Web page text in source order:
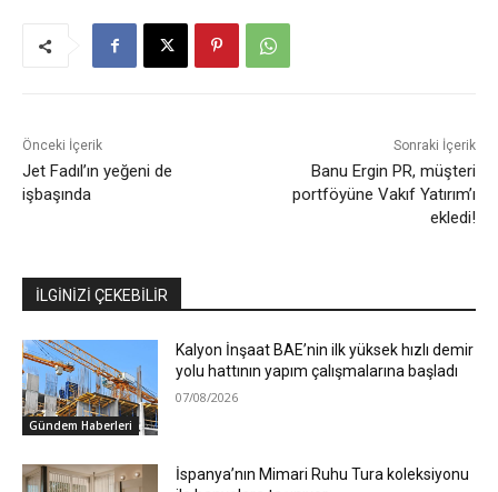
Önceki İçerik
Jet Fadıl’ın yeğeni de
işbaşında
Sonraki İçerik
Banu Ergin PR, müşteri
portföyüne Vakıf Yatırım’ı
ekledi!
İLGİNİZİ ÇEKEBİLİR
Gündem Haberleri
Kalyon İnşaat BAE’nin ilk yüksek hızlı demir
yolu hattının yapım çalışmalarına başladı
07/08/2026
İspanya’nın Mimari Ruhu Tura koleksiyonu